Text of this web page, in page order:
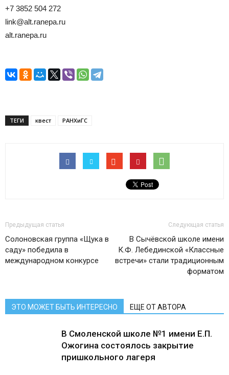
+7 3852 504 272
link@alt.ranepa.ru
alt.ranepa.ru
ТЕГИ квест РАНХиГС
Предыдущая статья
Солоновская группа «Щука в
саду» победила в
международном конкурсе
Следующая статья
В Сычёвской школе имени
К.Ф. Лебединской «Классные
встречи» стали традиционным
форматом
ЭТО МОЖЕТ БЫТЬ ИНТЕРЕСНО ЕЩЕ ОТ АВТОРА
В Смоленской школе №1 имени Е.П.
Ожогина состоялось закрытие
пришкольного лагеря